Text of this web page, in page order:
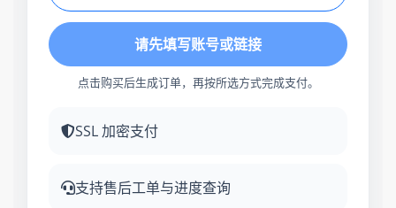
请先填写账号或链接
点击购买后生成订单，再按所选方式完成支付。
SSL 加密支付
支持售后工单与进度查询